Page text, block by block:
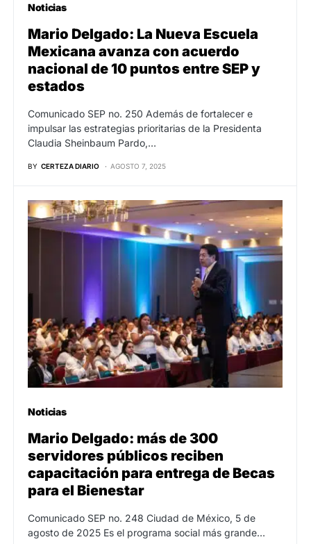
Noticias
Mario Delgado: La Nueva Escuela
Mexicana avanza con acuerdo
nacional de 10 puntos entre SEP y
estados
Comunicado SEP no. 250 Además de fortalecer e
impulsar las estrategias prioritarias de la Presidenta
Claudia Sheinbaum Pardo,…
BY CERTEZA DIARIO AGOSTO 7, 2025
Noticias
Mario Delgado: más de 300
servidores públicos reciben
capacitación para entrega de Becas
para el Bienestar
Comunicado SEP no. 248 Ciudad de México, 5 de
agosto de 2025 Es el programa social más grande…